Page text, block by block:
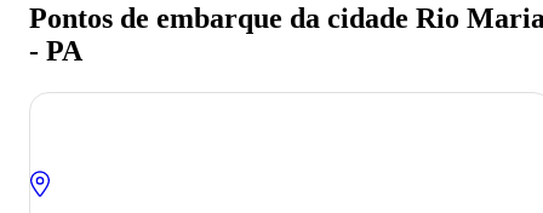
Pontos de embarque da cidade Rio
- PA